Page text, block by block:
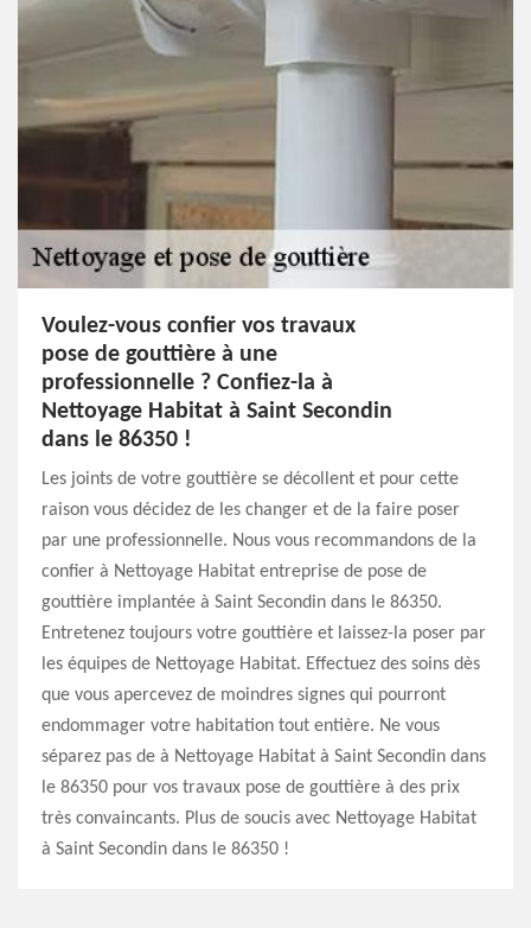
Voulez-vous confier vos travaux
pose de gouttière à une
professionnelle ? Confiez-la à
Nettoyage Habitat à Saint Secondin
dans le 86350 !
Les joints de votre gouttière se décollent et pour cette
raison vous décidez de les changer et de la faire poser
par une professionnelle. Nous vous recommandons de la
confier à Nettoyage Habitat entreprise de pose de
gouttière implantée à Saint Secondin dans le 86350.
Entretenez toujours votre gouttière et laissez-la poser par
les équipes de Nettoyage Habitat. Effectuez des soins dès
que vous apercevez de moindres signes qui pourront
endommager votre habitation tout entière. Ne vous
séparez pas de à Nettoyage Habitat à Saint Secondin dans
le 86350 pour vos travaux pose de gouttière à des prix
très convaincants. Plus de soucis avec Nettoyage Habitat
à Saint Secondin dans le 86350 !